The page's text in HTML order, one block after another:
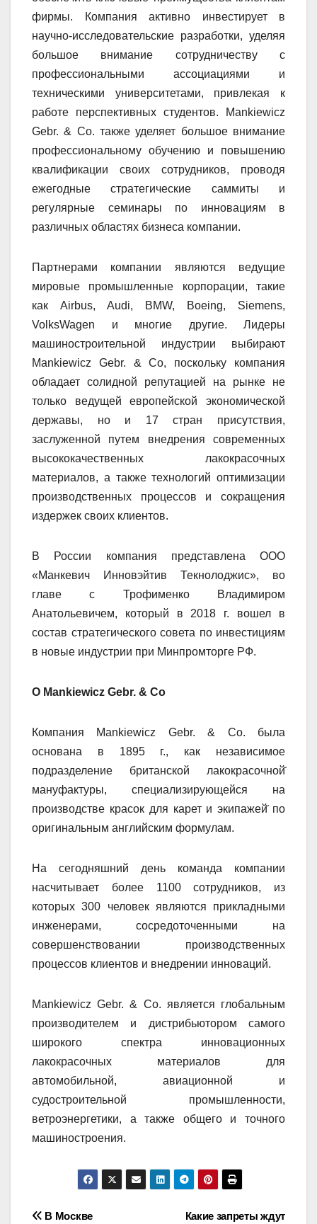
фирмы. Компания активно инвестирует в
научно-исследовательские разработки, уделяя
большое внимание сотрудничеству с
профессиональными ассоциациями и
техническими университетами, привлекая к
работе перспективных студентов. Mankiewicz
Gebr. & Co. также уделяет большое внимание
профессиональному обучению и повышению
квалификации своих сотрудников, проводя
ежегодные стратегические саммиты и
регулярные семинары по инновациям в
различных областях бизнеса компании.
Партнерами компании являются ведущие
мировые промышленные корпорации, такие
как Airbus, Audi, BMW, Boeing, Siemens,
VolksWagen и многие другие. Лидеры
машиностроительной индустрии выбирают
Mankiewicz Gebr. & Co, поскольку компания
обладает солидной репутацией на рынке не
только ведущей европейской экономической
державы, но и 17 стран присутствия,
заслуженной путем внедрения современных
высококачественных лакокрасочных
материалов, а также технологий оптимизации
производственных процессов и сокращения
издержек своих клиентов.
В России компания представлена ООО
«Манкевич Инновэйтив Текнолоджис», во
главе с Трофименко Владимиром
Анатольевичем, который в 2018 г. вошел в
состав стратегического совета по инвестициям
в новые индустрии при Минпромторге РФ.
О Mankiewicz Gebr. & Co
Компания Mankiewicz Gebr. & Co. была
основана в 1895 г., как независимое
подразделение британской лакокрасочной̆
мануфактуры, специализирующейся на
производстве красок для карет и экипажей̆ по
оригинальным английским формулам.
На сегодняшний день команда компании
насчитывает более 1100 сотрудников, из
которых 300 человек являются прикладными
инженерами, сосредоточенными на
совершенствовании производственных
процессов клиентов и внедрении инноваций.
Mankiewicz Gebr. & Co. является глобальным
производителем и дистрибьютором самого
широкого спектра инновационных
лакокрасочных материалов для
автомобильной, авиационной и
судостроительной промышленности,
ветроэнергетики, а также общего и точного
машиностроения.
Какие запреты ждут
В Москве